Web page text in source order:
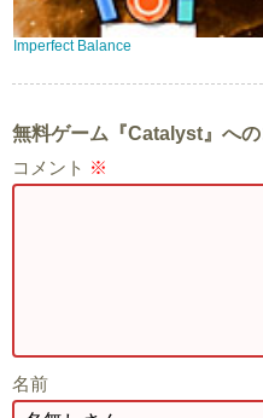
Imperfect Balance
無料ゲーム『Catalyst』への
コメント ※
名前